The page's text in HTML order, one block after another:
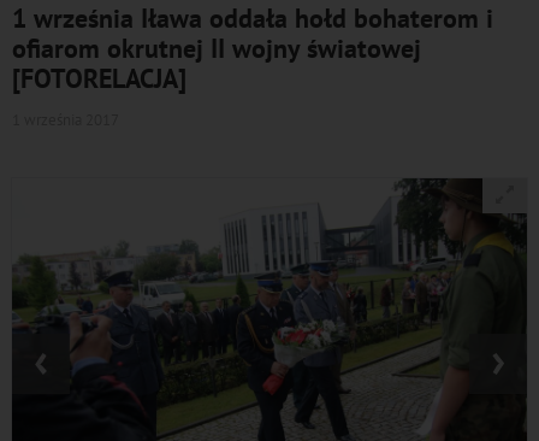
1 września Iława oddała hołd bohaterom i
ofiarom okrutnej II wojny światowej
[FOTORELACJA]
‹ ›